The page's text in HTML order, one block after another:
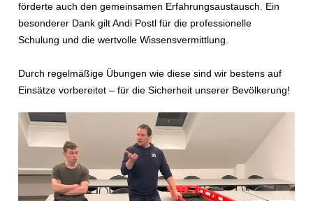
förderte auch den gemeinsamen Erfahrungsaustausch. Ein
besonderer Dank gilt Andi Postl für die professionelle
Schulung und die wertvolle Wissensvermittlung.
Durch regelmäßige Übungen wie diese sind wir bestens auf
Einsätze vorbereitet – für die Sicherheit unserer Bevölkerung!